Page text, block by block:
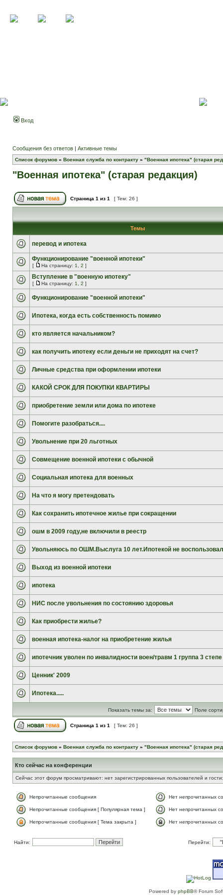
Вход
Сообщения без ответов | Активные темы
Список форумов » Военная служба по контракту » "Военная ипотека" (старая
"Военная ипотека" (старая редакция)
Страница 1 из 1 [ Тем: 26 ]
Темы
перевод и ипотека
Функционирование "военной ипотеки"
[ На страницу: 1 2 ]
Вступление в "военную ипотеку"
[ На страницу: 1 2 ]
Функционирование "военной ипотеки"
Ипотека, когда есть собственность помимо
кто является начальником?
как получить ипотеку если деньги не приходят на счет?
Личные средства при оформлении ипотеки
КАКОЙ СРОК ДЛЯ ПОКУПКИ КВАРТИРЫ
приобретение земли или дома по ипотеке
Помогите разобраться....
Увольнение при 20 льготных
Совмещение военной ипотеки с обычной
Социальная ипотека для военных
На что я могу претендовать
Как сохранить ипотечное жилье при сокращении
ошм в 2009 году,не включили в реестр
Увольняюсь по ОШМ.Выслуга 10 лет.Ипотекой не
Выход из военной ипотеки
ипотека
НИС после увольнения по состоянию здоровья
Как приобрести жилье?
военная ипотека-налог на приобретение жилья
ипотечник уволен по инвалидности воен/травм 1 группа 3 степе
Ценник' 2009
Ипотека.....
Показать темы за: Поле
Страница 1 из 1 [ Тем: 26 ]
Список форумов » Военная служба по контракту » "Военная ипотека" (старая
Кто сейчас на конференции
Сейчас этот форум просматривают: нет зарегистрированных пользователей и
Непрочитанные сообщения Нет непрочитанных
Непрочитанные сообщения [ Популярная тема ] Нет непрочитанных
Непрочитанные сообщения [ Тема закрыта ] Нет непрочитанных
Найти: Перейти:
Powered by phpBB® Forum